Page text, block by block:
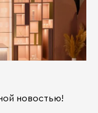
новостью!